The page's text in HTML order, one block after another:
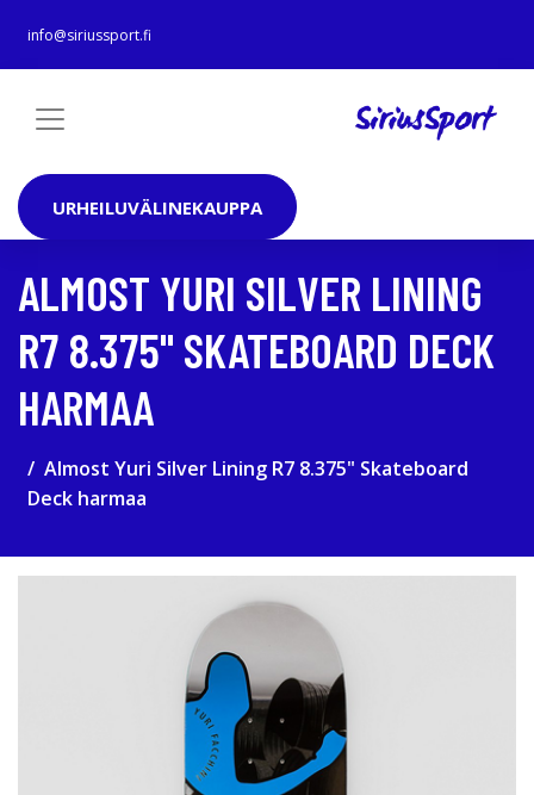
info@siriussport.fi
URHEILUVÄLINEKAUPPA
ALMOST YURI SILVER LINING
R7 8.375" SKATEBOARD DECK
HARMAA
Almost Yuri Silver Lining R7 8.375" Skateboard
Deck harmaa